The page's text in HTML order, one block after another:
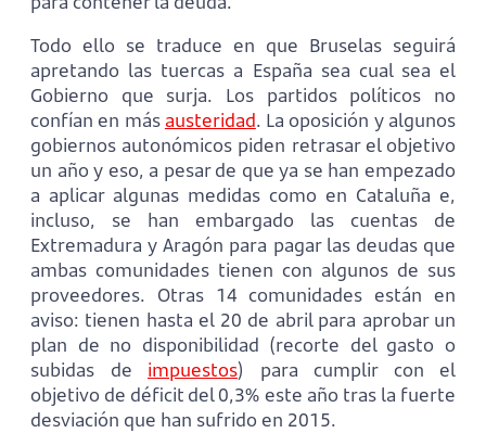
Todo ello se traduce en que Bruselas seguirá
apretando las tuercas a España sea cual sea el
Gobierno que surja. Los partidos políticos no
confían en más austeridad. La oposición y algunos
gobiernos autonómicos piden retrasar el objetivo
un año y eso, a pesar de que ya se han empezado
a aplicar algunas medidas como en Cataluña e,
incluso, se han embargado las cuentas de
Extremadura y Aragón para pagar las deudas que
ambas comunidades tienen con algunos de sus
proveedores. Otras 14 comunidades están en
aviso: tienen hasta el 20 de abril para aprobar un
plan de no disponibilidad (recorte del gasto o
subidas de impuestos) para cumplir con el
objetivo de déficit del 0,3% este año tras la fuerte
desviación que han sufrido en 2015.